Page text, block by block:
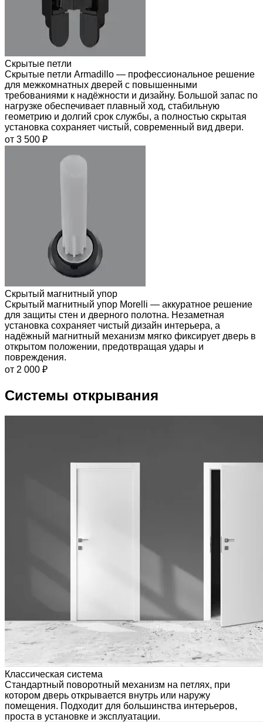
Скрытые петли
Скрытые петли Armadillo — профессиональное решение
для межкомнатных дверей с повышенными
требованиями к надёжности и дизайну. Большой запас по
нагрузке обеспечивает плавный ход, стабильную
геометрию и долгий срок службы, а полностью скрытая
установка сохраняет чистый, современный вид двери.
от 3 500 ₽
Скрытый магнитный упор
Скрытый магнитный упор Morelli — аккуратное решение
для защиты стен и дверного полотна. Незаметная
установка сохраняет чистый дизайн интерьера, а
надёжный магнитный механизм мягко фиксирует дверь в
открытом положении, предотвращая удары и
повреждения.
от 2 000 ₽
Системы открывания
Классическая система
Стандартный поворотный механизм на петлях, при
котором дверь открывается внутрь или наружу
помещения. Подходит для большинства интерьеров,
проста в установке и эксплуатации.